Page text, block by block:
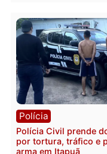
quinta-feira, 06/
Polícia